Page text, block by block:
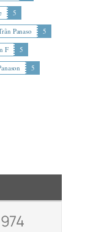
5
Panaso
5
F
5
5